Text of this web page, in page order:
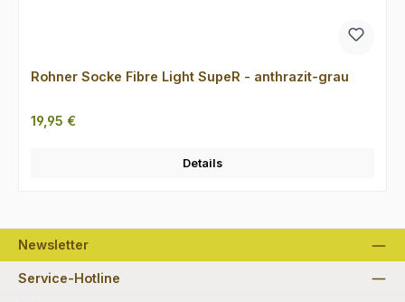
Rohner Socke Fibre Light SupeR - anthrazit-grau
Regulärer Preis:
19,95 €
Details
Newsletter
Service-Hotline